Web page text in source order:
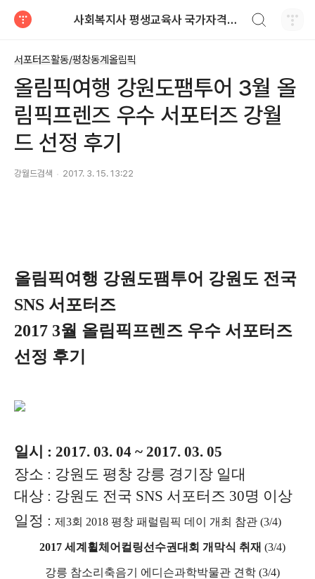
사회복지사 평생교육사 국가자격증 레포트 자료
서포터즈활동/평창동계올림픽
올림픽여행 강원도팸투어 3월 올
림픽프렌즈 우수 서포터즈 강월
드 선정 후기
강월드검색 2017. 3. 15. 13:22
올림픽여행 강원도팸투어 강원도 전국
SNS 서포터즈
2017 3월 올림픽프렌즈 우수 서포터즈
선정 후기
일시 : 2017. 03. 04 ~ 2017. 03. 05
장소 : 강원도 평창 강릉 경기장 일대
대상 : 강원도 전국 SNS 서포터즈 30명 이상
일정 : 제3회 2018 평창 패럴림픽 데이 개최 참관 (3/4)
2017 세계휠체어컬링선수권대회 개막식 취재 (3/4)
강릉 참소리축음기 에디슨과학박물관 견학 (3/4)